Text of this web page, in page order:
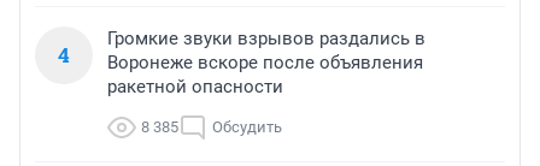
4
Громкие звуки взрывов раздались в
Воронеже вскоре после объявления
ракетной опасности
8 385 Обсудить